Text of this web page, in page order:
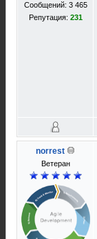
Сообщений: 3 465
Репутация: 231
norrest
Ветеран